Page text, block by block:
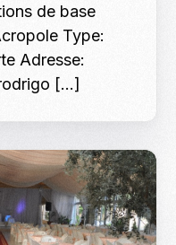
de base
Type:
Adresse:
[…]